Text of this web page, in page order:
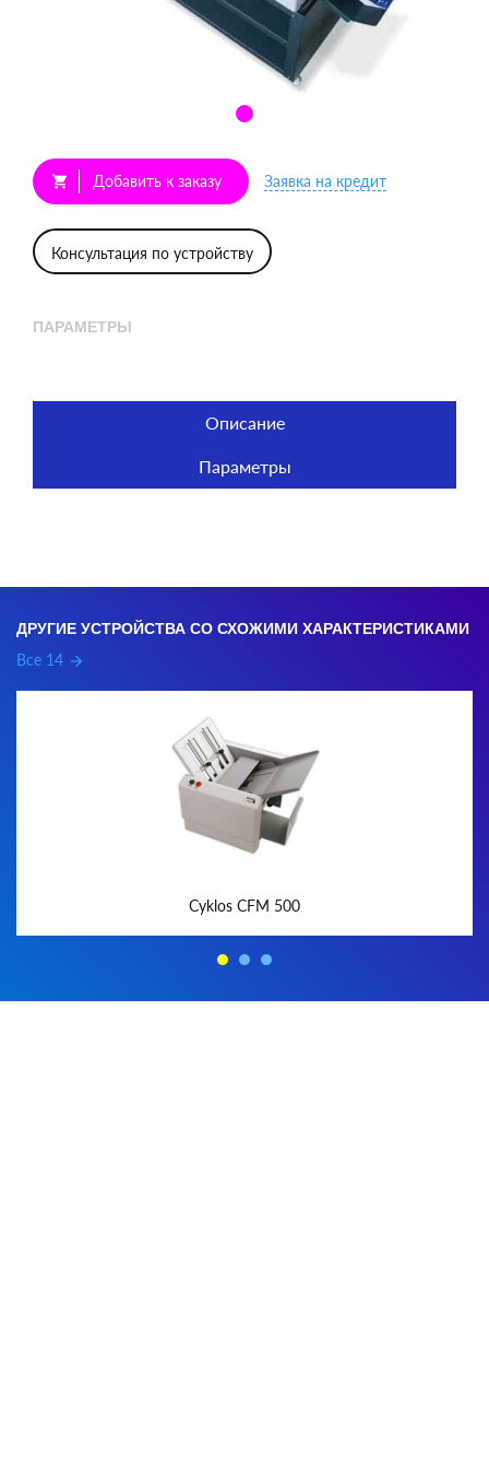
Описание
Параметры
shopping_cart Добавить к заказу Заявка на кредит
Консультация по устройству
ПАРАМЕТРЫ
ДРУГИЕ УСТРОЙСТВА СО СХОЖИМИ ХАРАКТЕРИСТИКАМИ
Все 14 arrow_forward
Cyklos CFM 500